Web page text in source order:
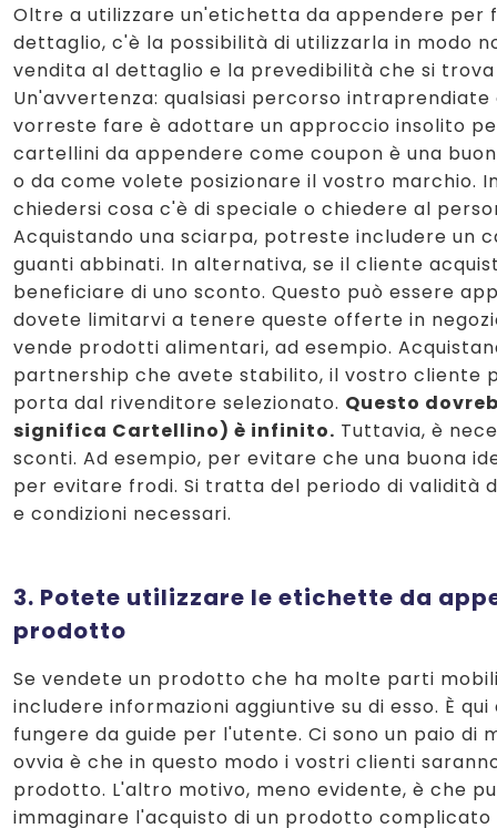
Oltre a utilizzare un'etichetta da appendere
dettaglio, c'è la possibilità di utilizzarla in modo
vendita al dettaglio e la prevedibilità che si
Un'avvertenza: qualsiasi percorso
vorreste fare è adottare un approccio insolito
cartellini da appendere come coupon è una
o da come volete posizionare il vostro marchio.
chiedersi cosa c'è di speciale o chiedere al
Acquistando una sciarpa, potreste includere un
guanti abbinati. In alternativa, se il cliente
beneficiare di uno sconto. Questo può essere
dovete limitarvi a tenere queste offerte in
vende prodotti alimentari, ad esempio.
partnership che avete stabilito, il vostro cliente
porta dal rivenditore selezionato. Questo
significa Cartellino) è infinito. Tuttavia, è
sconti. Ad esempio, per evitare che una buona
per evitare frodi. Si tratta del periodo di
e condizioni necessari.
3. Potete utilizzare le etichette da
prodotto
Se vendete un prodotto che ha molte parti
includere informazioni aggiuntive su di esso. È
fungere da guide per l'utente. Ci sono un paio
ovvia è che in questo modo i vostri clienti
prodotto. L'altro motivo, meno evidente, è che
immaginare l'acquisto di un prodotto